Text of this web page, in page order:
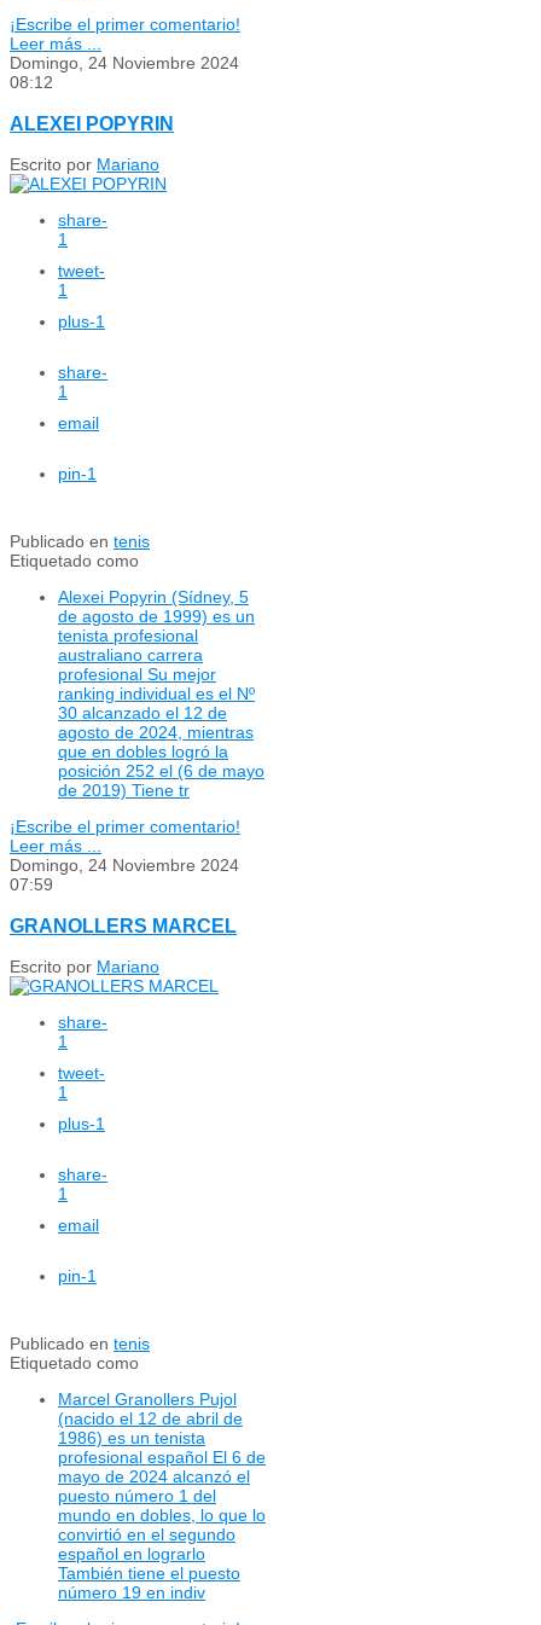
¡Escribe el primer comentario!
Leer más ...
Domingo, 24 Noviembre 2024
08:12
ALEXEI POPYRIN
Escrito por Mariano
share-
1
tweet-
1
plus-1
share-
1
email
pin-1
Publicado en tenis
Etiquetado como
Alexei Popyrin (Sídney, 5
de agosto de 1999) es un
tenista profesional
australiano carrera
profesional Su mejor
ranking individual es el Nº
30 alcanzado el 12 de
agosto de 2024, mientras
que en dobles logró la
posición 252 el (6 de mayo
de 2019) Tiene tr
¡Escribe el primer comentario!
Leer más ...
Domingo, 24 Noviembre 2024
07:59
GRANOLLERS MARCEL
Escrito por Mariano
share-
1
tweet-
1
plus-1
share-
1
email
pin-1
Publicado en tenis
Etiquetado como
Marcel Granollers Pujol
(nacido el 12 de abril de
1986) es un tenista
profesional español El 6 de
mayo de 2024 alcanzó el
puesto número 1 del
mundo en dobles, lo que lo
convirtió en el segundo
español en lograrlo
También tiene el puesto
número 19 en indiv